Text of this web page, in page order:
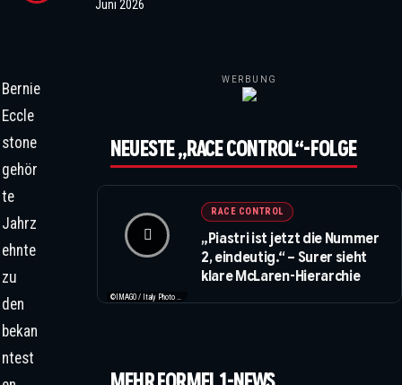
Juni 2026
Bernie
Eccle
stone
gehör
te
Jahrz
ehnte
zu
den
bekan
ntest
WERBUNG
NEUESTE „RACE CONTROL“-FOLGE
©IMAGO / Italy Photo Press / XPB Images
RACE CONTROL
„Piastri ist jetzt die Nummer
2, eindeutig.“ – Surer sieht
klare McLaren-Hierarchie